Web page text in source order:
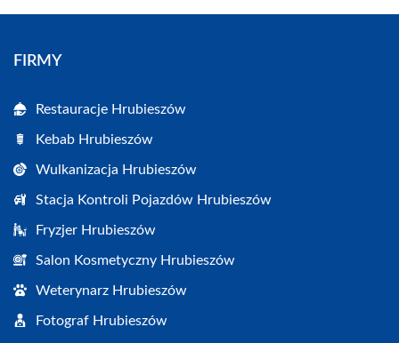
FIRMY
Restauracje Hrubieszów
Kebab Hrubieszów
Wulkanizacja Hrubieszów
Stacja Kontroli Pojazdów Hrubieszów
Fryzjer Hrubieszów
Salon Kosmetyczny Hrubieszów
Weterynarz Hrubieszów
Fotograf Hrubieszów